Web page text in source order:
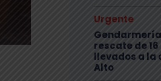
Urgente
rescate de
llevados a la
Alto